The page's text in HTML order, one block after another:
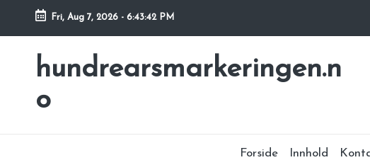
Skip
content
Fri, Aug 7, 2026 - 6:43:43 PM
hundrearsmarkeringen.n
o
Forside Innhold